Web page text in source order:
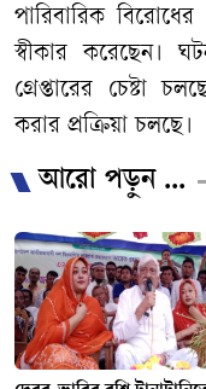
পারিবারিক
স্বীকার করেছেন।
গ্রেপ্তারের চেষ্টা
করার প্রক্রিয়া চলছে।
আরো পড়ুন ...